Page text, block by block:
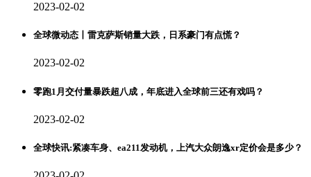
2023-02-02
全球微动态丨雷克萨斯销量大跌，日系豪门有点慌？
2023-02-02
零跑1月交付量暴跌超八成，年底进入全球前三还有戏吗？
2023-02-02
全球快讯:紧凑车身、ea211发动机，上汽大众朗逸xr定价会是多少？